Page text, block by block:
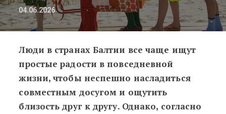
04.06.2026
Кажется, жители Эстонии массово
Люди в странах Балтии все чаще ищут
простые радости в повседневной
жизни, чтобы неспешно насладиться
совместным досугом и ощутить
близость друг к другу. Однако, согласно